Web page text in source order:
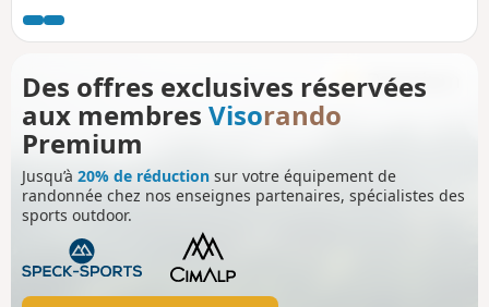
Picardière, - de la maison forestière de Saint-Sulpice, - du
tertre du Billieux à Molineuf.
Des offres exclusives réservées
aux membres Visorando
Premium
Jusqu’à 20% de réduction sur votre équipement de
randonnée chez nos enseignes partenaires, spécialistes des
sports outdoor.